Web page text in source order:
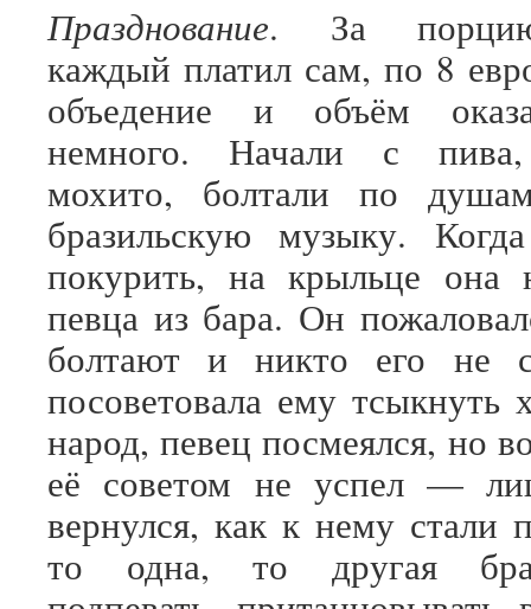
Празднование. За
каждый платил сам, по 8
объедение и объём
немного. Начали с пива,
мохито, болтали по
бразильскую музыку.
покурить, на крыльце она
певца из бара. Он
болтают и никто его не
посоветовала ему тсыкнуть
народ, певец посмеялся, но
её советом не успел —
вернулся, как к нему стали
то одна, то другая